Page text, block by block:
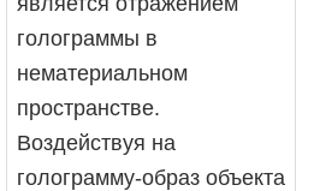
голограммы в
нематериальном
пространстве.
Воздействуя на
голограмму-образ объекта